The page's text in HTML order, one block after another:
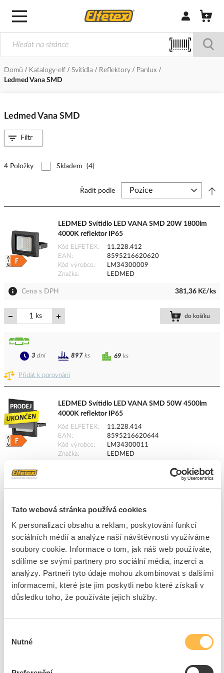
Tato webová stránka používá cookies
K personalizaci obsahu a reklam, poskytování funkcí
sociálních médií a analýze naší návštěvnosti využíváme
soubory cookie. Informace o tom, jak náš web používáte,
sdílíme se svými partnery pro sociální média, inzerci a
analýzy. Partneři tyto údaje mohou zkombinovat s dalšími
informacemi, které jste jim poskytli nebo které získali v
důsledku toho, že používáte jejich služby.
souhlasu
Nutné
Přihlásit/
Domů Katalogy-elf Svítidla Reflektory
Panlux
Ledmed Vana SMD
Ledmed Vana SMD
4 Položky Skladem (4)
Řadit podle
LEDMED Svítidlo LED VANA SMD 20W 1800lm
4000K reflektor IP65
Kód ELFETEX
11.228.412
EAN
8595216620620
Kód výrobce
LM34300009
Značka
LEDMED
Cena s DPH 381,36 Kč/ks
ks do košíku
Přidat k porovnání
69 ks
3 dní 897 ks
LEDMED Svítidlo LED VANA SMD 50W 4500lm
4000K reflektor IP65
Kód ELFETEX
11.228.414
EAN
8595216620644
Kód výrobce
LM34300011
Značka
LEDMED
Cena s DPH 692,81 Kč/ks
61 ks
LEDMED Svítidlo LED VANA SMD 10W 900lm
4000K reflektor IP65
Kód ELFETEX
11.228.411
Cena s DPH 204,87 Kč/ks
do košíku
Filtr